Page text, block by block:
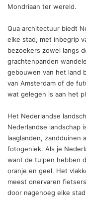
Mondriaan ter wereld.
Qua architectuur biedt
elke stad, met inbegrip
bezoekers zowel langs
grachtenpanden
gebouwen van het land
van Amsterdam of de
wat gelegen is aan het
Het Nederlandse
Nederlandse landschap
laaglanden, zandduinen
fotogeniek. Als je
want de tulpen hebben
oranje en geel. Het
meest onervaren
door nagenoeg elke